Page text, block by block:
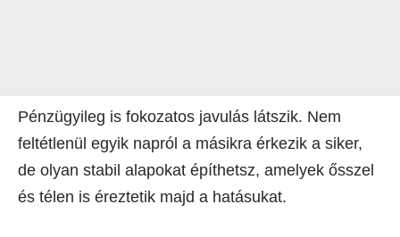
Pénzügyileg is fokozatos javulás látszik. Nem
feltétlenül egyik napról a másikra érkezik a siker,
de olyan stabil alapokat építhetsz, amelyek ősszel
és télen is éreztetik majd a hatásukat.